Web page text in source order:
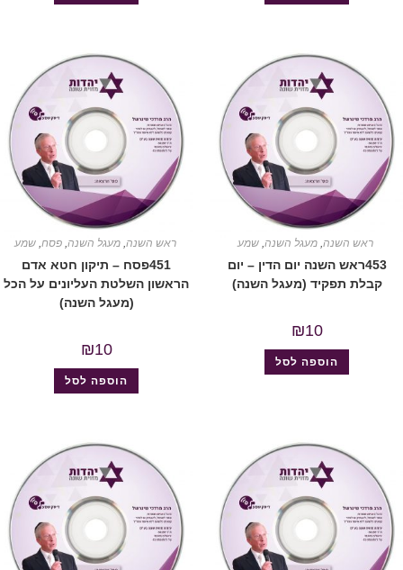
ראש השנה, מעגל השנה, שמע
453ראש השנה יום הדין – יום
קבלת תפקיד (מעגל השנה)
₪10
הוספה לסל
ראש השנה,מעגל השנה,פסח,שמע
451פסח – תיקון חטא אדם
הראשון השלטת העליונים על הכל
(מעגל השנה)
₪10
הוספה לסל